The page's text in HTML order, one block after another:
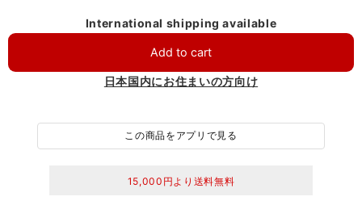
International shipping available
Add to cart
日本国内にお住まいの方向け
この商品をアプリで見る
15,000円より送料無料